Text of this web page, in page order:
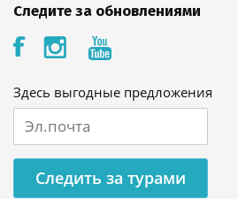
Следите за обновлениями
Здесь выгодные предложения
Следить за турами